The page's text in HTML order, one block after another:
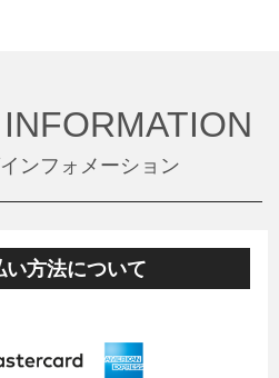
ンフォメーション
い方法について